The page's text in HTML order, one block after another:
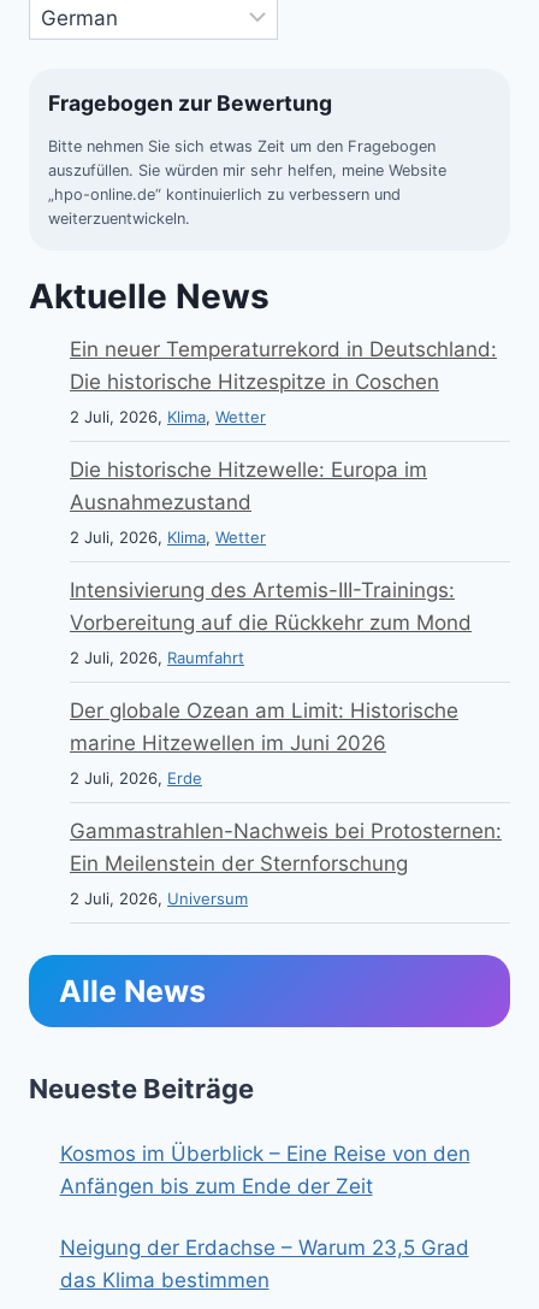
Fragebogen zur Bewertung
Bitte nehmen Sie sich etwas Zeit um den Fragebogen
auszufüllen. Sie würden mir sehr helfen, meine Website
„hpo-online.de“ kontinuierlich zu verbessern und
weiterzuentwickeln.
Aktuelle News
Ein neuer Temperaturrekord in Deutschland:
Die historische Hitzespitze in Coschen
2 Juli, 2026, Klima, Wetter
Die historische Hitzewelle: Europa im
Ausnahmezustand
2 Juli, 2026, Klima, Wetter
Intensivierung des Artemis-III-Trainings:
Vorbereitung auf die Rückkehr zum Mond
2 Juli, 2026, Raumfahrt
Der globale Ozean am Limit: Historische
marine Hitzewellen im Juni 2026
2 Juli, 2026, Erde
Gammastrahlen-Nachweis bei Protosternen:
Ein Meilenstein der Sternforschung
2 Juli, 2026, Universum
Alle News
Neueste Beiträge
Kosmos im Überblick – Eine Reise von den
Anfängen bis zum Ende der Zeit
Neigung der Erdachse – Warum 23,5 Grad
das Klima bestimmen